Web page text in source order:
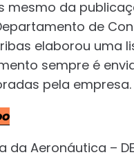
mesmo da
de
elaborou uma
sempre é
pela empresa.
da Aeronáutica –